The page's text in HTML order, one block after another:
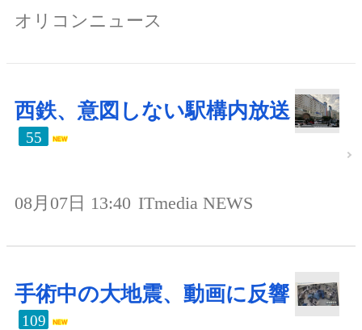
オリコンニュース
西鉄、意図しない駅構内放送
55
08月07日 13:40 ITmedia NEWS
手術中の大地震、動画に反響
109